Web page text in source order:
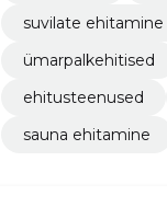
suvilate ehitamine
ümarpalkehitised
ehitusteenused
sauna ehitamine